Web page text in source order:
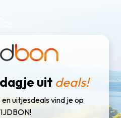
uit deals!
uitjesdeals vind je op